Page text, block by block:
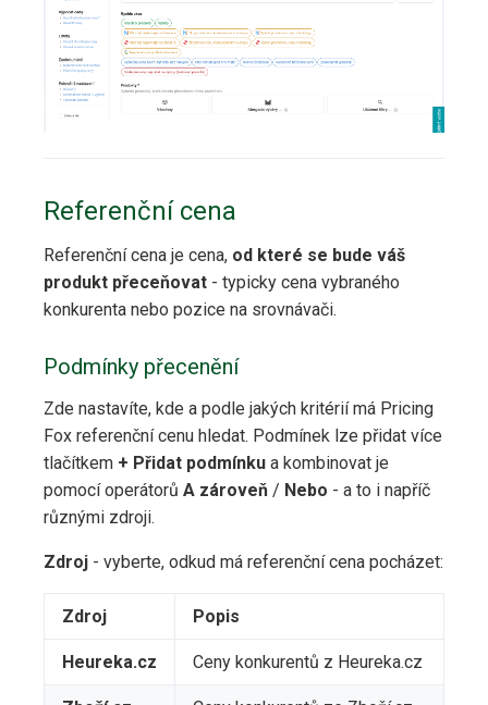
Referenční cena
Referenční cena je cena, od které se bude váš
produkt přeceňovat - typicky cena vybraného
konkurenta nebo pozice na srovnávači.
Podmínky přecenění
Zde nastavíte, kde a podle jakých kritérií má Pricing
Fox referenční cenu hledat. Podmínek lze přidat více
tlačítkem + Přidat podmínku a kombinovat je
pomocí operátorů A zároveň / Nebo - a to i napříč
různými zdroji.
Zdroj - vyberte, odkud má referenční cena pocházet:
Zdroj Popis
Heureka.cz Ceny konkurentů z Heureka.cz